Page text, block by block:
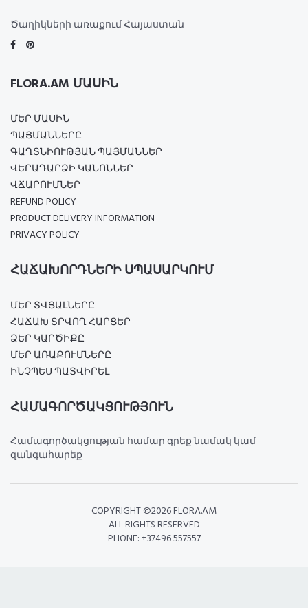
Ծաղիկների առաքում Հայաստան
FLORA.AM ՄԱՍԻՆ
ՄԵՐ ՄԱՍԻՆ
ՊԱՅՄԱՆՆԵՐԸ
ԳԱՂՏՆԻՈՒԹՅԱՆ ՊԱՅՄԱՆՆԵՐ
ՎԵՐԱԴԱՐՁԻ ԿԱՆՈՆՆԵՐ
ՎՃԱՐՈՒՄՆԵՐ
REFUND POLICY
PRODUCT DELIVERY INFORMATION
PRIVACY POLICY
ՀԱՃԱԽՈՐԴՆԵՐԻ ՍՊԱՍԱՐԿՈՒՄ
ՄԵՐ ՏՎՅԱԼՆԵՐԸ
ՀԱՃԱԽ ՏՐՎՈՂ ՀԱՐՑԵՐ
ՁԵՐ ԿԱՐԾԻՔԸ
ՄԵՐ ԱՌԱՔՈՒՄՆԵՐԸ
ԻՆՉՊԵՍ ՊԱՏՎԻՐԵԼ
ՀԱՄԱԳՈՐԾԱԿՑՈՒԹՅՈՒՆ
Համագործակցության համար գրեք նամակ կամ
զանգահարեք
COPYRIGHT ©2026 FLORA.AM
ALL RIGHTS RESERVED
PHONE: +37496 557557